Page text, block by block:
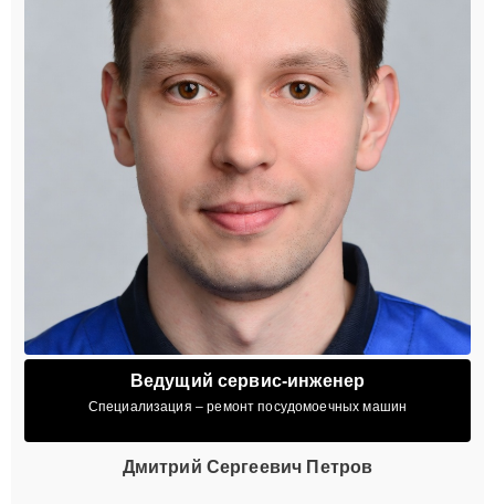
Ведущий сервис-инженер
Специализация – ремонт посудомоечных машин
Дмитрий Сергеевич Петров